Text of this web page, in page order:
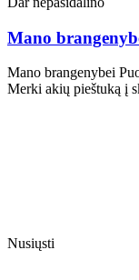
Mano
Mano brangenybei
Merki akių pieštuką į
Nusiųsti